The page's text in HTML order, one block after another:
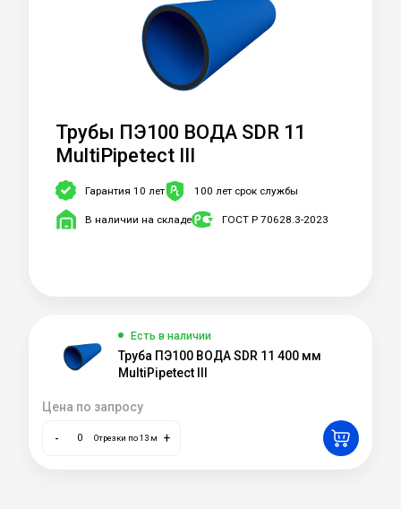
Трубы ПЭ100 ВОДА SDR 11
MultiPipetect III
Гарантия 10 лет 100 лет срок службы
В наличии на складе ГОСТ Р 70628.3-2023
Есть в наличии
Труба ПЭ100 ВОДА SDR 11 400 мм
MultiPipetect III
Цена по запросу
- Отрезки по 13 м +